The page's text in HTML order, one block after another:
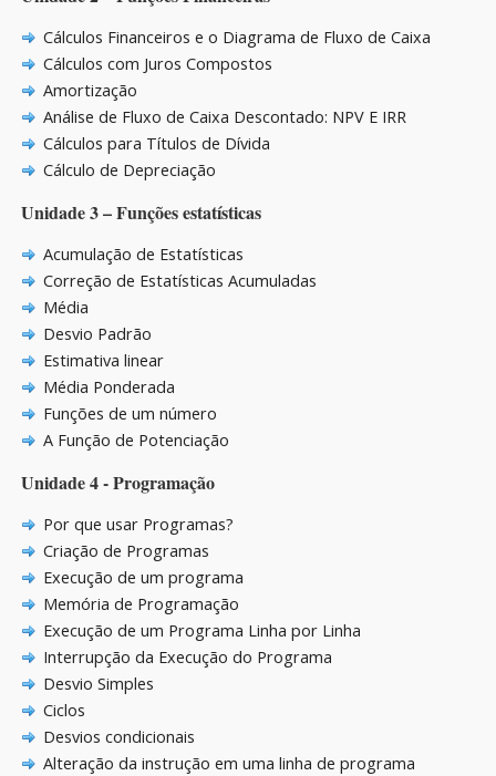
Cálculos Financeiros e o Diagrama de Fluxo de Caixa
Cálculos com Juros Compostos
Amortização
Análise de Fluxo de Caixa Descontado: NPV E IRR
Cálculos para Títulos de Dívida
Cálculo de Depreciação
Unidade 3 – Funções estatísticas
Acumulação de Estatísticas
Correção de Estatísticas Acumuladas
Média
Desvio Padrão
Estimativa linear
Média Ponderada
Funções de um número
A Função de Potenciação
Unidade 4 - Programação
Por que usar Programas?
Criação de Programas
Execução de um programa
Memória de Programação
Execução de um Programa Linha por Linha
Interrupção da Execução do Programa
Desvio Simples
Ciclos
Desvios condicionais
Alteração da instrução em uma linha de programa